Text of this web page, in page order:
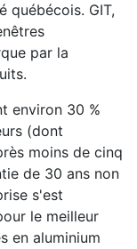
québécois. GIT,
par la
environ 30 %
(dont
moins de cinq
de 30 ans non
s'est
le meilleur
en aluminium